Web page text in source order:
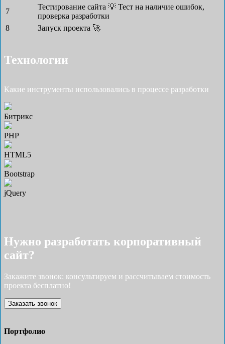
7
Тестирование сайта 💡 Тест на наличие ошибок,
проверка разработки
8
Запуск проекта 🚀
Технологии
Какие инструменты использовались в процессе разработки
Битрикс
PHP
HTML5
Bootstrap
jQuery
Нужно разработать корпоративный
сайт?
Закажите звонок: консультируем и рассчитываем стоимость
проекта бесплатно!
Заказать звонок
Портфолио